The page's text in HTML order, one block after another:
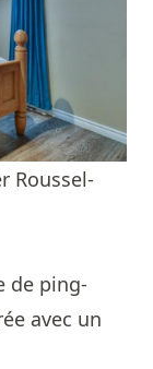
Roussel-
de ping-
avec un